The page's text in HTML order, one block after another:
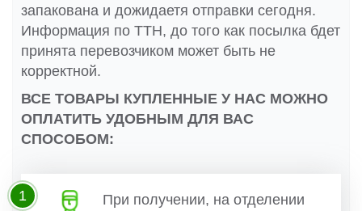
запакована и дожидаетя отправки сегодня.
Информация по ТТН, до того как посылка бдет
принята перевозчиком может быть не
корректной.
ВСЕ ТОВАРЫ КУПЛЕННЫЕ У НАС МОЖНО
ОПЛАТИТЬ УДОБНЫМ ДЛЯ ВАС
СПОСОБОМ:
При получении, на отделении
1